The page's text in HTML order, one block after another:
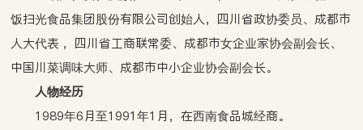
饭扫光食品集团股份有限公司创始人，四川省政协委员、成都市
人大代表 ，四川省工商联常委、成都市女企业家协会副会长、
中国川菜调味大师、成都市中小企业协会副会长。
人物经历
1989年6月至1991年1月，在西南食品城经商。